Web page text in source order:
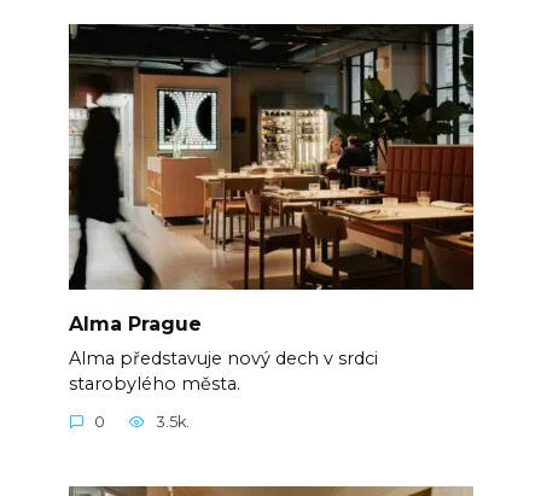
Alma Prague
Alma představuje nový dech v srdci
starobylého města.
0 3.5k.